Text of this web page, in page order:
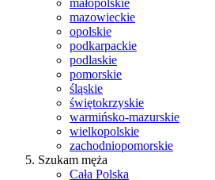
małopolskie
mazowieckie
opolskie
podkarpackie
podlaskie
pomorskie
śląskie
świętokrzyskie
warmińsko-mazurskie
wielkopolskie
zachodniopomorskie
Szukam męża
Cała Polska